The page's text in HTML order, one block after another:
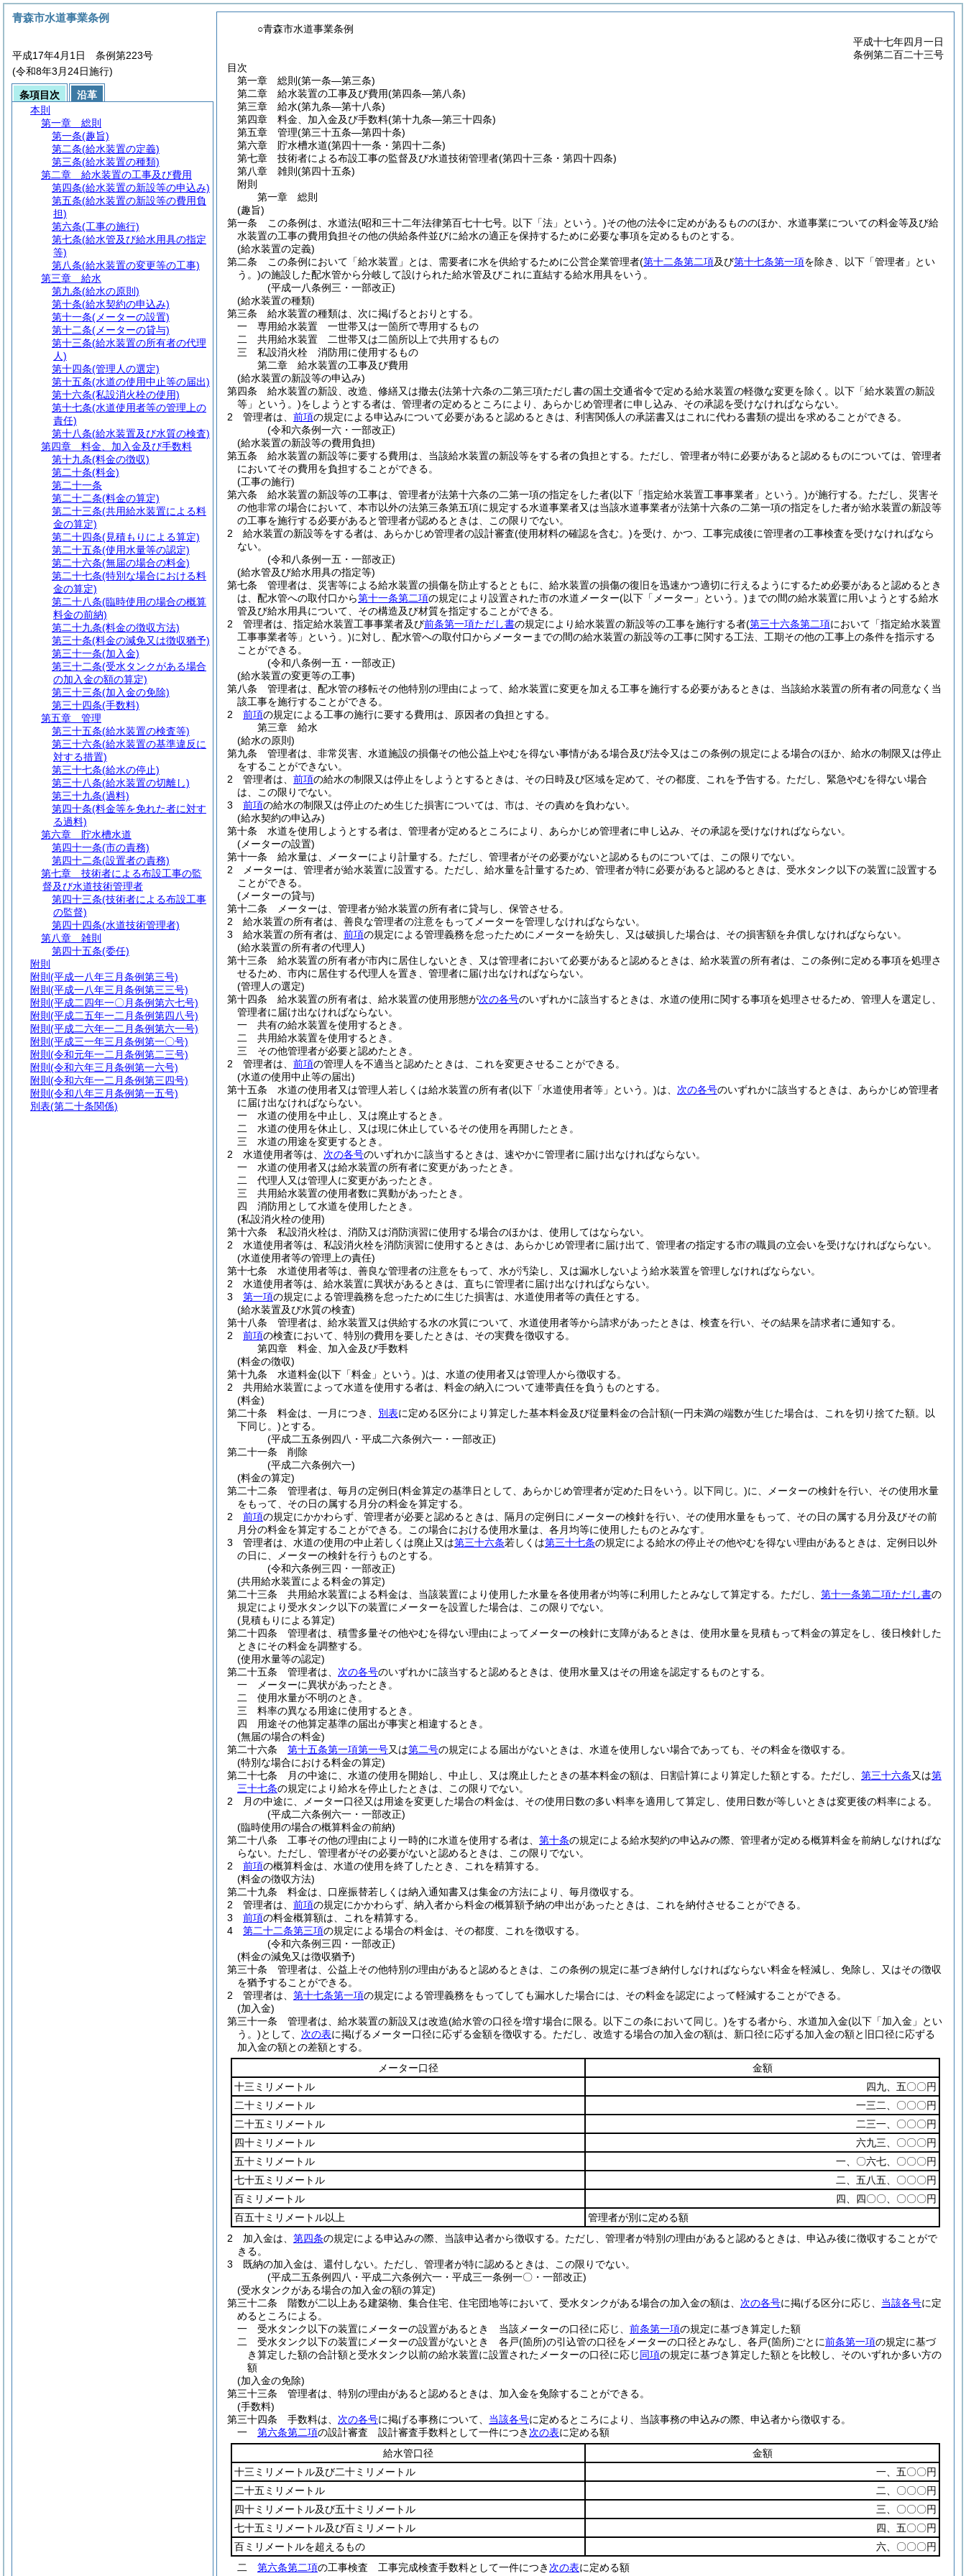
○青森市水道事業条例
平成十七年四月一日
条例第二百二十三号
目次
第一章
総則 (第一条―第三条)
第二章
給水装置の工事及び費用(第四条―第八条)
第三章
給水(第九条―第十八条)
第四章
料金、加入金及び手数料(第十九条―第三十四条)
第五章
管理(第三十五条―第四十条)
第六章
貯水槽水道(第四十一条・第四十二条)
第七章
技術者による布設工事の監督及び水道技術管理者(第四十三条・第四十四条)
第八章
雑則 (第四十五条)
附則
第一章
総則
(趣旨)
第一条
この条例は、水道法(昭和三十二年法律第百七十七号。以下「法」という。)その他の法令に定めがあるもののほか、水道事業についての料金等及び給
水装置の工事の費用負担その他の供給条件並びに給水の適正を保持するために必要な事項を定めるものとする。
(給水装置の定義)
第二条
この条例において「給水装置」とは、需要者に水を供給するために公営企業管理者(第十二条第二項及び第十七条第一項を除き、以下「管理者」とい
う。)の施設した配水管から分岐して設けられた給水管及びこれに直結する給水用具をいう。
(平成一八条例三・一部改正)
(給水装置の種類)
第三条
給水装置の種類は、次に掲げるとおりとする。
一
専用給水装置 一世帯又は一箇所で専用するもの
二
共用給水装置 二世帯又は二箇所以上で共用するもの
三
私設消火栓 消防用に使用するもの
第二章
給水装置の工事及び費用
(給水装置の新設等の申込み)
第四条
給水装置の新設、改造、修繕又は撤去(法第十六条の二第三項ただし書の国土交通省令で定める給水装置の軽微な変更を除く。以下「給水装置の新設
等」という。)をしようとする者は、管理者の定めるところにより、あらかじめ管理者に申し込み、その承認を受けなければならない。
2
管理者は、 前項の規定による申込みについて必要があると認めるときは、利害関係人の承諾書又はこれに代わる書類の提出を求めることができる。
(令和六条例一六・一部改正)
(給水装置の新設等の費用負担)
第五条
給水装置の新設等に要する費用は、当該給水装置の新設等をする者の負担とする。 ただし、管理者が特に必要があると認めるものについては、管理者
においてその費用を負担することができる。
(工事の施行)
第六条
給水装置の新設等の工事は、管理者が法第十六条の二第一項の指定をした者(以下「指定給水装置工事事業者」という。)が施行する。 ただし、災害そ
の他非常の場合において、本市以外の法第三条第五項に規定する水道事業者又は当該水道事業者が法第十六条の二第一項の指定をした者が給水装置の新設等
の工事を施行する必要があると管理者が認めるときは、この限りでない。
2
給水装置の新設等をする者は、あらかじめ管理者の設計審査(使用材料の確認を含む。)を受け、かつ、工事完成後に管理者の工事検査を受けなければなら
ない。
(令和八条例一五・一部改正)
(給水管及び給水用具の指定等)
第七条
管理者は、災害等による給水装置の損傷を防止するとともに、給水装置の損傷の復旧を迅速かつ適切に行えるようにするため必要があると認めるとき
は、配水管への取付口から第十一条第二項の規定により設置された市の水道メーター(以下「メーター」という。) までの間の給水装置に用いようとする給水
管及び給水用具について、その構造及び材質を指定することができる。
2
管理者は、指定給水装置工事事業者及び前条第一項ただし書の規定により給水装置の新設等の工事を施行する者(第三十六条第二項において「指定給水装置
工事事業者等」という。)に対し、配水管への取付口からメーターまでの間の給水装置の新設等の工事に関する工法、工期その他の工事上の条件を指示する
ことができる。
(令和八条例一五・一部改正)
(給水装置の変更等の工事)
第八条
管理者は、配水管の移転その他特別の理由によって、給水装置に変更を加える工事を施行する必要があるときは、当該給水装置の所有者の同意なく当
該工事を施行することができる。
2
前項の規定による工事の施行に要する費用は、原因者の負担とする。
第三章
給水
(給水の原則)
第九条
管理者は、非常災害、水道施設の損傷その他公益上やむを得ない事情がある場合及び法令又はこの条例の規定による場合のほか、給水の制限又は停止
をすることができない。
2
管理者は、 前項の給水の制限又は停止をしようとするときは、その日時及び区域を定めて、その都度、これを予告する。 ただし、緊急やむを得ない場合
は、この限りでない。
3
前項の給水の制限又は停止のため生じた損害については、市は、その責めを負わない。
(給水契約の申込み)
第十条
水道を使用しようとする者は、管理者が定めるところにより、あらかじめ管理者に申し込み、その承認を受けなければならない。
(メーターの設置)
第十一条
給水量は、メーターにより計量する。 ただし、管理者がその必要がないと認めるものについては、この限りでない。
2
メーターは、管理者が給水装置に設置する。 ただし、給水量を計量するため、管理者が特に必要があると認めるときは、受水タンク以下の装置に設置する
ことができる。
(メーターの貸与)
第十二条
メーターは、管理者が給水装置の所有者に貸与し、保管させる。
2
給水装置の所有者は、善良な管理者の注意をもってメーターを管理しなければならない。
3
給水装置の所有者は、 前項の規定による管理義務を怠ったためにメーターを紛失し、又は破損した場合は、その損害額を弁償しなければならない。
(給水装置の所有者の代理人)
第十三条
給水装置の所有者が市内に居住しないとき、又は管理者において必要があると認めるときは、給水装置の所有者は、この条例に定める事項を処理さ
せるため、市内に居住する代理人を置き、管理者に届け出なければならない。
(管理人の選定)
第十四条
給水装置の所有者は、給水装置の使用形態が次の各号のいずれかに該当するときは、水道の使用に関する事項を処理させるため、管理人を選定し、
管理者に届け出なければならない。
一
共有の給水装置を使用するとき。
二
共用給水装置を使用するとき。
三
その他管理者が必要と認めたとき。
2
管理者は、 前項の管理人を不適当と認めたときは、これを変更させることができる。
(水道の使用中止等の届出)
第十五条
水道の使用者又は管理人若しくは給水装置の所有者(以下「水道使用者等」という。)は、 次の各号のいずれかに該当するときは、あらかじめ管理者
に届け出なければならない。
一
水道の使用を中止し、又は廃止するとき。
二
水道の使用を休止し、又は現に休止しているその使用を再開したとき。
三
水道の用途を変更するとき。
2
水道使用者等は、 次の各号のいずれかに該当するときは、速やかに管理者に届け出なければならない。
一
水道の使用者又は給水装置の所有者に変更があったとき。
二
代理人又は管理人に変更があったとき。
三
共用給水装置の使用者数に異動があったとき。
四
消防用として水道を使用したとき。
(私設消火栓の使用)
第十六条
私設消火栓は、消防又は消防演習に使用する場合のほかは、使用してはならない。
2
水道使用者等は、私設消火栓を消防演習に使用するときは、あらかじめ管理者に届け出て、管理者の指定する市の職員の立会いを受けなければならない。
(水道使用者等の管理上の責任)
第十七条
水道使用者等は、善良な管理者の注意をもって、水が汚染し、又は漏水しないよう給水装置を管理しなければならない。
2
水道使用者等は、給水装置に異状があるときは、直ちに管理者に届け出なければならない。
3
第一項の規定による管理義務を怠ったために生じた損害は、水道使用者等の責任とする。
(給水装置及び水質の検査)
第十八条
管理者は、給水装置又は供給する水の水質について、水道使用者等から請求があったときは、検査を行い、その結果を請求者に通知する。
2
前項の検査において、特別の費用を要したときは、その実費を徴収する。
第四章
料金、加入金及び手数料
(料金の徴収)
第十九条
水道料金(以下「料金」という。)は、水道の使用者又は管理人から徴収する。
2
共用給水装置によって水道を使用する者は、料金の納入について連帯責任を負うものとする。
(料金)
第二十条
料金は、一月につき、 別表に定める区分により算定した基本料金及び従量料金の合計額(一円未満の端数が生じた場合は、これを切り捨てた額。以
下同じ。)とする。
(平成二五条例四八・平成二六条例六一・一部改正)
第二十一条
削除
(平成二六条例六一)
(料金の算定)
第二十二条
管理者は、毎月の定例日(料金算定の基準日として、あらかじめ管理者が定めた日をいう。以下同じ。)に、メーターの検針を行い、その使用水量
をもって、その日の属する月分の料金を算定する。
2
前項の規定にかかわらず、管理者が必要と認めるときは、隔月の定例日にメーターの検針を行い、その使用水量をもって、その日の属する月分及びその前
月分の料金を算定することができる。
この場合における使用水量は、各月均等に使用したものとみなす。
3
管理者は、水道の使用の中止若しくは廃止又は第三十六条若しくは第三十七条の規定による給水の停止その他やむを得ない理由があるときは、定例日以外
の日に、メーターの検針を行うものとする。
(令和六条例三四・一部改正)
(共用給水装置による料金の算定)
第二十三条
共用給水装置による料金は、当該装置により使用した水量を各使用者が均等に利用したとみなして算定する。 ただし、 第十一条第二項ただし書の
規定により受水タンク以下の装置にメーターを設置した場合は、この限りでない。
(見積もりによる算定)
第二十四条
管理者は、積雪多量その他やむを得ない理由によってメーターの検針に支障があるときは、使用水量を見積もって料金の算定をし、後日検針した
ときにその料金を調整する。
(使用水量等の認定)
第二十五条
管理者は、 次の各号のいずれかに該当すると認めるときは、使用水量又はその用途を認定するものとする。
一
メーターに異状があったとき。
二
使用水量が不明のとき。
三
料率の異なる用途に使用するとき。
四
用途その他算定基準の届出が事実と相違するとき。
(無届の場合の料金)
第二十六条
第十五条第一項第一号又は第二号の規定による届出がないときは、水道を使用しない場合であっても、その料金を徴収する。
(特別な場合における料金の算定)
第二十七条
月の中途に、水道の使用を開始し、中止し、又は廃止したときの基本料金の額は、日割計算により算定した額とする。 ただし、 第三十六条又は第
三十七条の規定により給水を停止したときは、この限りでない。
2
月の中途に、メーター口径又は用途を変更した場合の料金は、その使用日数の多い料率を適用して算定し、使用日数が等しいときは変更後の料率による。
(平成二六条例六一・一部改正)
(臨時使用の場合の概算料金の前納)
第二十八条
工事その他の理由により一時的に水道を使用する者は、 第十条の規定による給水契約の申込みの際、管理者が定める概算料金を前納しなければな
らない。 ただし、管理者がその必要がないと認めるときは、この限りでない。
2
前項の概算料金は、水道の使用を終了したとき、これを精算する。
(料金の徴収方法)
第二十九条
料金は、口座振替若しくは納入通知書又は集金の方法により、毎月徴収する。
2
管理者は、 前項の規定にかかわらず、納入者から料金の概算額予納の申出があったときは、これを納付させることができる。
3
前項の料金概算額は、これを精算する。
4
第二十二条第三項の規定による場合の料金は、その都度、これを徴収する。
(令和六条例三四・一部改正)
(料金の減免又は徴収猶予)
第三十条
管理者は、公益上その他特別の理由があると認めるときは、この条例の規定に基づき納付しなければならない料金を軽減し、免除し、又はその徴収
を猶予することができる。
2
管理者は、 第十七条第一項の規定による管理義務をもってしても漏水した場合には、その料金を認定によって軽減することができる。
(加入金)
第三十一条
管理者は、給水装置の新設又は改造(給水管の口径を増す場合に限る。以下この条において同じ。)をする者から、水道加入金(以下「加入金」とい
う。)として、 次の表に掲げるメーター口径に応ずる金額を徴収する。 ただし、改造する場合の加入金の額は、新口径に応ずる加入金の額と旧口径に応ずる
加入金の額との差額とする。
メーター口径
金額
十三ミリメートル
四九、五〇〇円
二十ミリメートル
一三二、〇〇〇円
二十五ミリメートル
二三一、〇〇〇円
四十ミリメートル
六九三、〇〇〇円
五十ミリメートル
一、〇六七、〇〇〇円
七十五ミリメートル
二、五八五、〇〇〇円
百ミリメートル
四、四〇〇、〇〇〇円
百五十ミリメートル以上
管理者が別に定める額
2
加入金は、 第四条の規定による申込みの際、当該申込者から徴収する。 ただし、管理者が特別の理由があると認めるときは、申込み後に徴収することがで
きる。
3
既納の加入金は、還付しない。 ただし、管理者が特に認めるときは、この限りでない。
(平成二五条例四八・平成二六条例六一・平成三一条例一〇・一部改正)
(受水タンクがある場合の加入金の額の算定)
第三十二条
階数が二以上ある建築物、集合住宅、住宅団地等において、受水タンクがある場合の加入金の額は、 次の各号に掲げる区分に応じ、 当該各号に定
めるところによる。
一
受水タンク以下の装置にメーターの設置があるとき 当該メーターの口径に応じ、 前条第一項の規定に基づき算定した額
二
受水タンク以下の装置にメーターの設置がないとき 各戸(箇所)の引込管の口径をメーターの口径とみなし、各戸(箇所)ごとに前条第一項の規定に基づ
き算定した額の合計額と受水タンク以前の給水装置に設置されたメーターの口径に応じ同項の規定に基づき算定した額とを比較し、そのいずれか多い方の
額
(加入金の免除)
第三十三条
管理者は、特別の理由があると認めるときは、加入金を免除することができる。
(手数料)
第三十四条
手数料は、 次の各号に掲げる事務について、 当該各号に定めるところにより、当該事務の申込みの際、申込者から徴収する。
一
第六条第二項の設計審査 設計審査手数料として一件につき 次の表に定める額
給水管口径
金額
十三ミリメートル及び二十ミリメートル
一、五〇〇円
二十五ミリメートル
二、〇〇〇円
四十ミリメートル及び五十ミリメートル
三、〇〇〇円
七十五ミリメートル及び百ミリメートル
四、五〇〇円
百ミリメートルを超えるもの
六、〇〇〇円
二
第六条第二項の工事検査 工事完成検査手数料として一件につき 次の表に定める額
青森市水道事業条例
平成17年4月1日 条例第223号
(令和8年3月24日施行)
条項目次
沿革
本則
第一章
総則
第一条(趣旨)
第二条(給水装置の定義)
第三条(給水装置の種類)
第二章
給水装置の工事及び費用
第四条(給水装置の新設等の申込み)
第五条(給水装置の新設等の費用負
担)
第六条(工事の施行)
第七条(給水管及び給水用具の指定
等)
第八条(給水装置の変更等の工事)
第三章
給水
第九条(給水の原則)
第十条(給水契約の申込み)
第十一条(メーターの設置)
第十二条(メーターの貸与)
第十三条(給水装置の所有者の代理
人)
第十四条(管理人の選定)
第十五条(水道の使用中止等の届出)
第十六条(私設消火栓の使用)
第十七条(水道使用者等の管理上の
責任)
第十八条(給水装置及び水質の検査)
第四章
料金、加入金及び手数料
第十九条(料金の徴収)
第二十条(料金)
第二十一条
第二十二条(料金の算定)
第二十三条(共用給水装置による料
金の算定)
第二十四条(見積もりによる算定)
第二十五条(使用水量等の認定)
第二十六条(無届の場合の料金)
第二十七条(特別な場合における料
金の算定)
第二十八条(臨時使用の場合の概算
料金の前納)
第二十九条(料金の徴収方法)
第三十条(料金の減免又は徴収猶予)
第三十一条(加入金)
第三十二条(受水タンクがある場合
の加入金の額の算定)
第三十三条(加入金の免除)
第三十四条(手数料)
第五章
管理
第三十五条(給水装置の検査等)
第三十六条(給水装置の基準違反に
対する措置)
第三十七条(給水の停止)
第三十八条(給水装置の切離し)
第三十九条(過料)
第四十条(料金等を免れた者に対す
る過料)
第六章
貯水槽水道
第四十一条(市の責務)
第四十二条(設置者の責務)
第七章
技術者による布設工事の監
督及び水道技術管理者
第四十三条(技術者による布設工事
の監督)
第四十四条(水道技術管理者)
第八章
雑則
第四十五条(委任)
附則
附則 (平成一八年三月条例第三号)
附則 (平成一八年三月条例第三三号)
附則 (平成二四年一〇月条例第六七号)
附則 (平成二五年一二月条例第四八号)
附則 (平成二六年一二月条例第六一号)
附則 (平成三一年三月条例第一〇号)
附則 (令和元年一二月条例第二三号)
附則 (令和六年三月条例第一六号)
附則 (令和六年一二月条例第三四号)
附則 (令和八年三月条例第一五号)
別表(第二十条関係)